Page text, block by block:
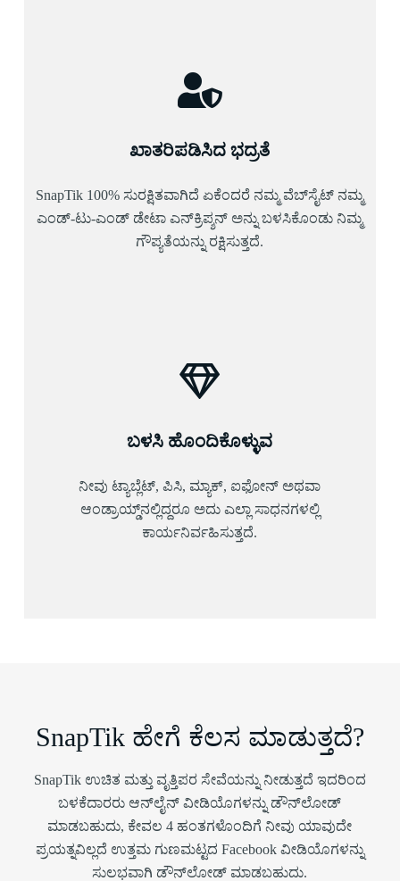
ಖಾತರಿಪಡಿಸಿದ ಭದ್ರತೆ
SnapTik 100% ಸುರಕ್ಷಿತವಾಗಿದೆ ಏಕೆಂದರೆ ನಮ್ಮ ವೆಬ್‌ಸೈಟ್ ನಮ್ಮ
ಎಂಡ್-ಟು-ಎಂಡ್ ಡೇಟಾ ಎನ್‌ಕ್ರಿಪ್ಶನ್ ಅನ್ನು ಬಳಸಿಕೊಂಡು ನಿಮ್ಮ
ಗೌಪ್ಯತೆಯನ್ನು ರಕ್ಷಿಸುತ್ತದೆ.
ಬಳಸಿ ಹೊಂದಿಕೊಳ್ಳುವ
ನೀವು ಟ್ಯಾಬ್ಲೆಟ್, ಪಿಸಿ, ಮ್ಯಾಕ್, ಐಫೋನ್ ಅಥವಾ
ಆಂಡ್ರಾಯ್ಡ್‌ನಲ್ಲಿದ್ದರೂ ಅದು ಎಲ್ಲಾ ಸಾಧನಗಳಲ್ಲಿ
ಕಾರ್ಯನಿರ್ವಹಿಸುತ್ತದೆ.
SnapTik ಹೇಗೆ ಕೆಲಸ ಮಾಡುತ್ತದೆ?
SnapTik ಉಚಿತ ಮತ್ತು ವೃತ್ತಿಪರ ಸೇವೆಯನ್ನು ನೀಡುತ್ತದೆ ಇದರಿಂದ
ಬಳಕೆದಾರರು ಆನ್‌ಲೈನ್ ವೀಡಿಯೊಗಳನ್ನು ಡೌನ್‌ಲೋಡ್
ಮಾಡಬಹುದು, ಕೇವಲ 4 ಹಂತಗಳೊಂದಿಗೆ ನೀವು ಯಾವುದೇ
ಪ್ರಯತ್ನವಿಲ್ಲದೆ ಉತ್ತಮ ಗುಣಮಟ್ಟದ Facebook ವೀಡಿಯೊಗಳನ್ನು
ಸುಲಭವಾಗಿ ಡೌನ್‌ಲೋಡ್ ಮಾಡಬಹುದು.